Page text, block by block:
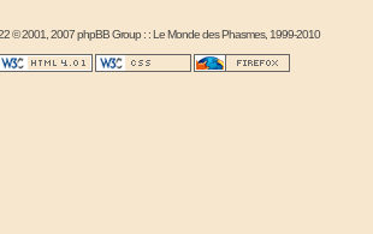
© 2001, 2007 phpBB Group : :Le Monde des Phasmes, 1999-2010